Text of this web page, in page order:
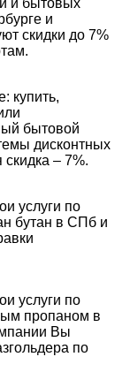
и
скидки до 7%
купить,
бытовой
дисконтных
– 7%.
услуги по
бутан в СПб и
услуги по
пропаном в
Вы
по